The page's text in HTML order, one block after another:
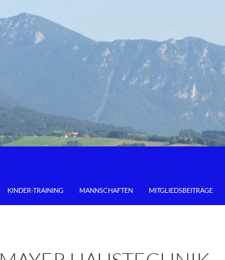
KINDER-TRAINING MANNSCHAFTEN MITGLIEDSBEITRÄGE